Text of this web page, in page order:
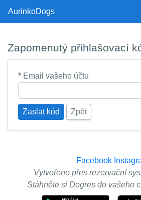
AurinkoDogs
Zapomenutý přihlašovací
* Email vašeho účtu
Zaslat kód Zpět
Facebook
Vytvořeno přes rezervační
Stáhněte si Dogres do vašeho